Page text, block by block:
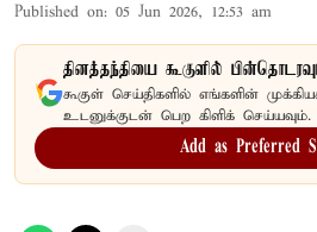
Published on: 05 Jun 2026, 12:53 am
தினத்தந்தியை கூகுளில்
கூகுள் செய்திகளில் எங்களின்
உடனுக்குடன் பெற கிளிக் செய்யவும்.
Add as Preferred